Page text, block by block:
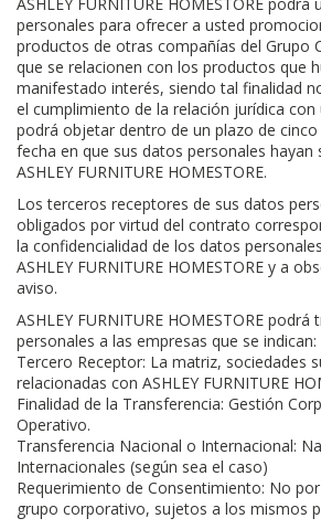
personales para ofrecer a usted
productos de otras compañías del Grupo
que se relacionen con los productos que
manifestado interés, siendo tal finalidad
el cumplimiento de la relación jurídica
podrá objetar dentro de un plazo de cinco
fecha en que sus datos personales
ASHLEY FURNITURE HOMESTORE.
Los terceros receptores de sus datos
obligados por virtud del contrato
la confidencialidad de los datos
ASHLEY FURNITURE HOMESTORE y a
aviso.
ASHLEY FURNITURE HOMESTORE
personales a las empresas que se indican:
Tercero Receptor: La matriz, sociedades
relacionadas con ASHLEY FURNITURE
Finalidad de la Transferencia: Gestión
Operativo.
Transferencia Nacional o Internacional:
Internacionales (según sea el caso)
Requerimiento de Consentimiento: No
grupo corporativo, sujetos a los mismos